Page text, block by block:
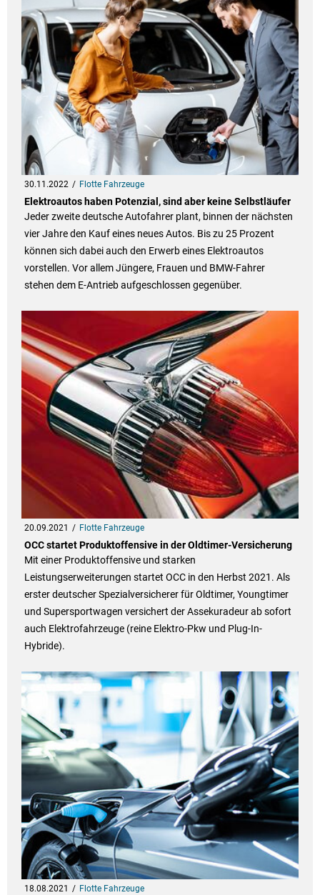
30.11.2022 Flotte Fahrzeuge
Elektroautos haben Potenzial, sind aber keine Selbstläufer
Jeder zweite deutsche Autofahrer plant, binnen der nächsten
vier Jahre den Kauf eines neues Autos. Bis zu 25 Prozent
können sich dabei auch den Erwerb eines Elektroautos
vorstellen. Vor allem Jüngere, Frauen und BMW-Fahrer
stehen dem E-Antrieb aufgeschlossen gegenüber.
20.09.2021 Flotte Fahrzeuge
OCC startet Produktoffensive in der Oldtimer-Versicherung
Mit einer Produktoffensive und starken
Leistungserweiterungen startet OCC in den Herbst 2021. Als
erster deutscher Spezialversicherer für Oldtimer, Youngtimer
und Supersportwagen versichert der Assekuradeur ab sofort
auch Elektrofahrzeuge (reine Elektro-Pkw und Plug-In-
Hybride).
18.08.2021 Flotte Fahrzeuge